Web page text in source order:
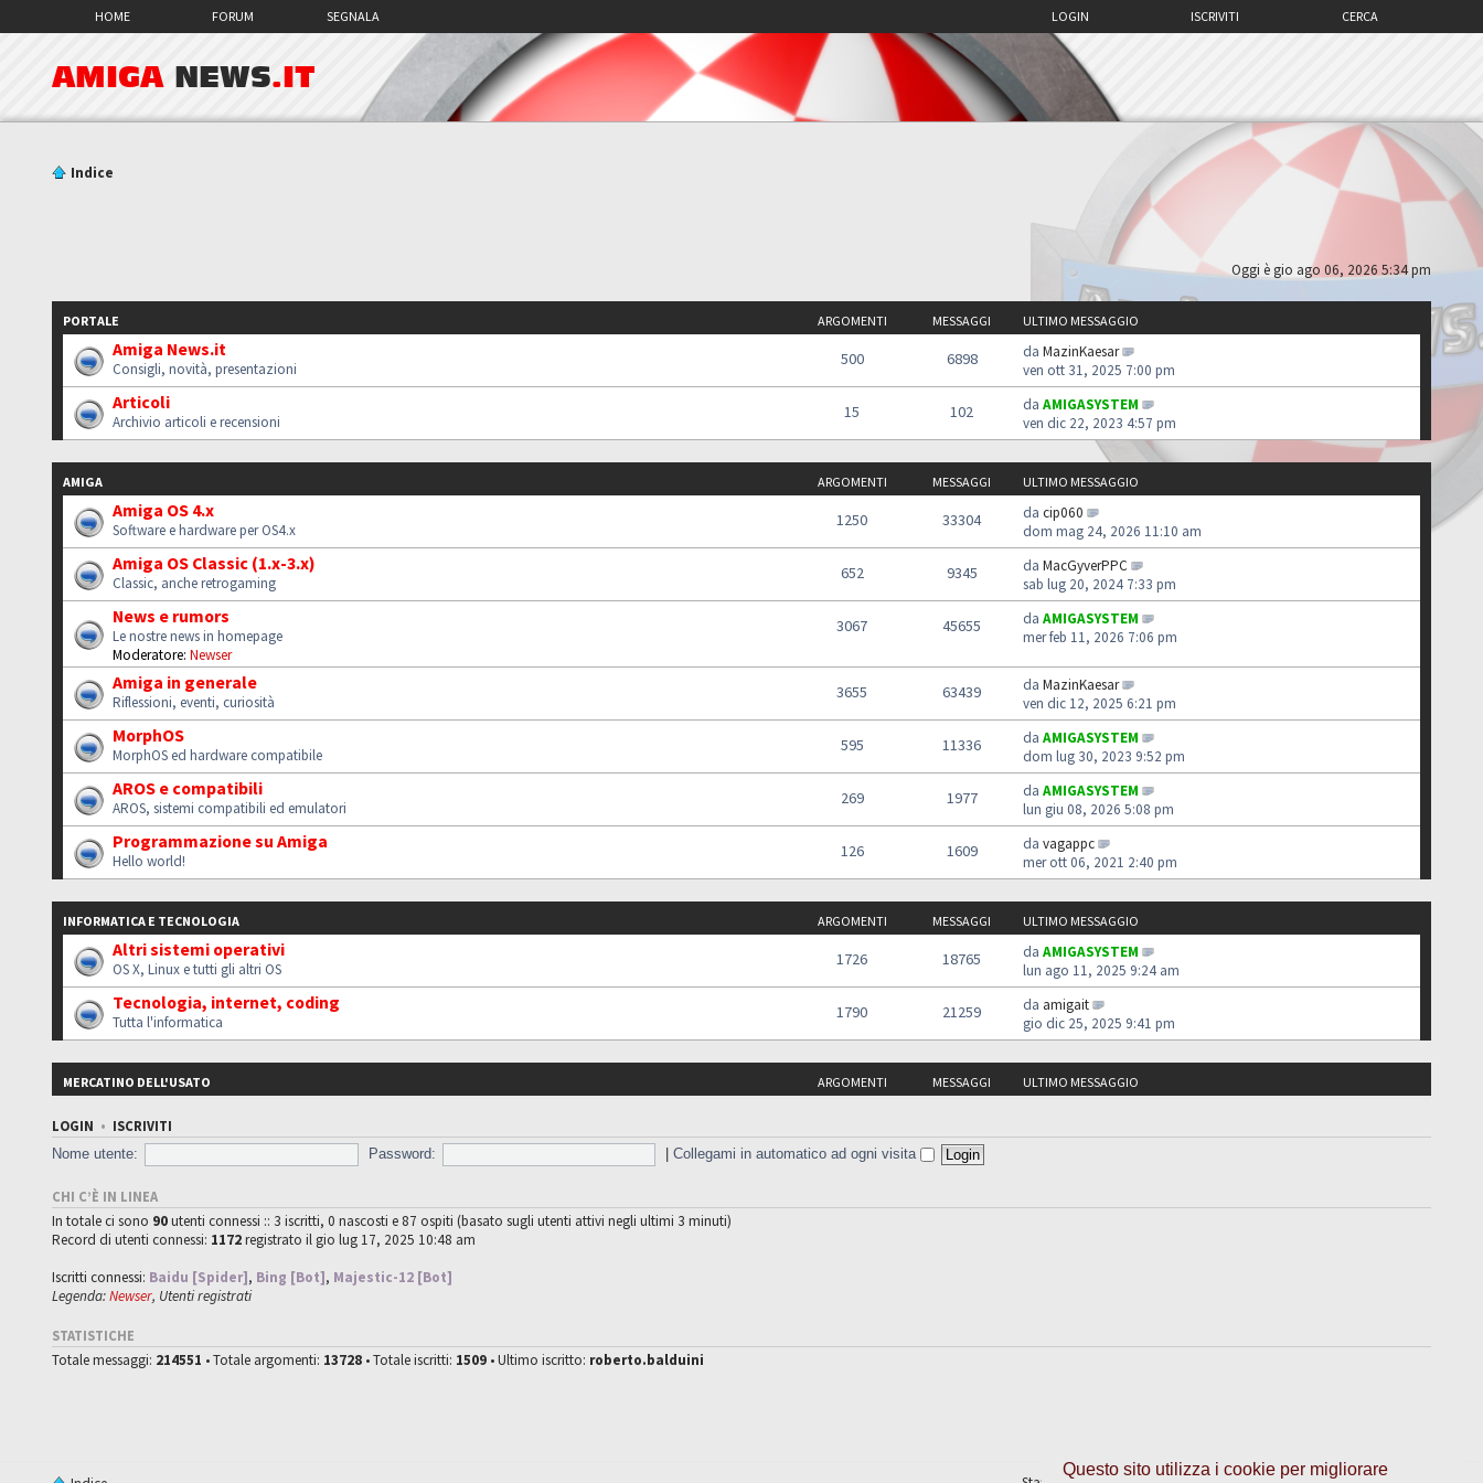
Questo sito utilizza i cookie per migliorare
HOME FORUM SEGNALA CERCA
ISCRIVITI
LOGIN
AMIGA NEWS.IT
Indice
Oggi è gio ago 06, 2026 5:34 pm
PORTALE ARGOMENTI MESSAGGI ULTIMO MESSAGGIO
Amiga News.it
Consigli, novità, presentazioni
500 6898 da MazinKaesar
ven ott 31, 2025 7:00 pm
Articoli
Archivio articoli e recensioni
15 102 da AMIGASYSTEM
ven dic 22, 2023 4:57 pm
AMIGA ARGOMENTI MESSAGGI ULTIMO MESSAGGIO
Amiga OS 4.x
Software e hardware per OS4.x
1250 33304 da cip060
dom mag 24, 2026 11:10 am
Amiga OS Classic (1.x-3.x)
Classic, anche retrogaming
652 9345 da MacGyverPPC
sab lug 20, 2024 7:33 pm
News e rumors
Le nostre news in homepage
Moderatore: Newser
3067 45655 da AMIGASYSTEM
mer feb 11, 2026 7:06 pm
Amiga in generale
Riflessioni, eventi, curiosità
3655 63439 da MazinKaesar
ven dic 12, 2025 6:21 pm
MorphOS
MorphOS ed hardware compatibile
595 11336 da AMIGASYSTEM
dom lug 30, 2023 9:52 pm
AROS e compatibili
AROS, sistemi compatibili ed emulatori
269 1977 da AMIGASYSTEM
lun giu 08, 2026 5:08 pm
Programmazione su Amiga
Hello world!
126 1609 da vagappc
mer ott 06, 2021 2:40 pm
INFORMATICA E TECNOLOGIA ARGOMENTI MESSAGGI ULTIMO MESSAGGIO
Altri sistemi operativi
OS X, Linux e tutti gli altri OS
1726 18765 da AMIGASYSTEM
lun ago 11, 2025 9:24 am
Tecnologia, internet, coding
Tutta l'informatica
1790 21259 da amigait
gio dic 25, 2025 9:41 pm
MERCATINO DELL'USATO ARGOMENTI MESSAGGI ULTIMO MESSAGGIO
LOGIN • ISCRIVITI
Nome utente:
Password: |Collegami in automatico ad ogni visita
CHI C’È IN LINEA
In totale ci sono 90utenti connessi :: 3 iscritti, 0 nascosti e 87 ospiti (basato sugli utenti attivi negli ultimi 3 minuti)
Record di utenti connessi: 1172registrato il gio lug 17, 2025 10:48 am
Iscritti connessi: Baidu [Spider], Bing [Bot], Majestic-12 [Bot]
Legenda:Newser, Utenti registrati
STATISTICHE
Totale messaggi: 214551 • Totale argomenti: 13728 • Totale iscritti: 1509 • Ultimo iscritto: roberto.balduini